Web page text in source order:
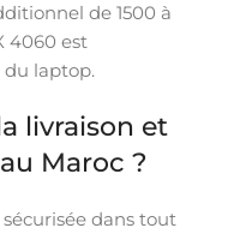
de 1500 à
4060 est
du laptop.
livraison et
Maroc ?
dans tout